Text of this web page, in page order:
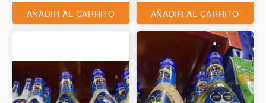
AÑADIR AL CARRITO AÑADIR AL CARRITO